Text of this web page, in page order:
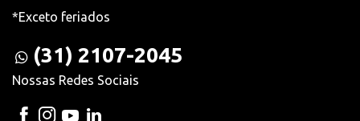
*Exceto feriados
(31) 2107-2045
Nossas Redes Sociais